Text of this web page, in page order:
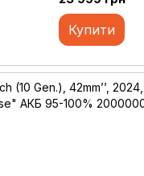
Купити